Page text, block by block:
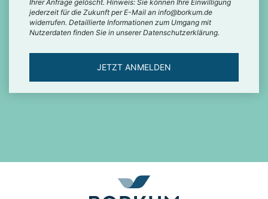
Ihrer Anfrage gelöscht. Hinweis: Sie können Ihre Einwilligung
jederzeit für die Zukunft per E-Mail an info@borkum.de
widerrufen. Detaillierte Informationen zum Umgang mit
Nutzerdaten finden Sie in unserer Datenschutzerklärung.
JETZT ANMELDEN